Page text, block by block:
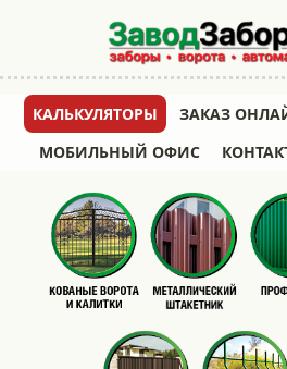
КАЛЬКУЛЯТОРЫ ЗАКАЗ
МОБИЛЬНЫЙ ОФИС